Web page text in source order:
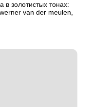
в золотистых тонах:
van der meulen,